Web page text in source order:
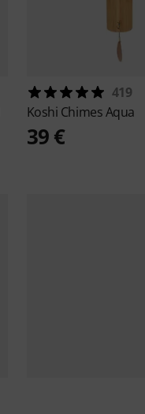
419
Koshi Chimes Aqua
39 €